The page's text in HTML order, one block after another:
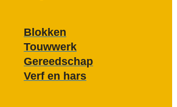
Blokken
Touwwerk
Gereedschap
Verf en hars